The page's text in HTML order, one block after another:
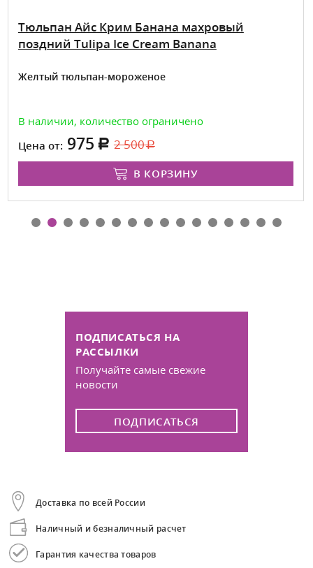
Тюльпан Айс Крим Банана махровый
поздний Tulipa Ice Cream Banana
Желтый тюльпан-мороженое
В наличии, количество ограничено
Цена от: 975 2 500
В КОРЗИНУ
ПОДПИСАТЬСЯ НА
РАССЫЛКИ
Получайте самые свежие
новости
ПОДПИСАТЬСЯ
Доставка по всей России
Наличный и безналичный расчет
Гарантия качества товаров